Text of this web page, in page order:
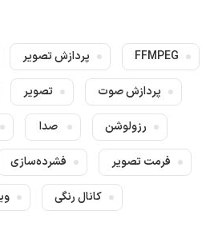
FFMPEG پردازش تصویر
پردازش صوت تصویر
رزولوشن صدا
فرمت تصویر فشرده‌سازی
کانال رنگی